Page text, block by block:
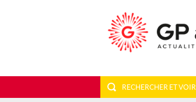
RECHERCHER ET VOIR